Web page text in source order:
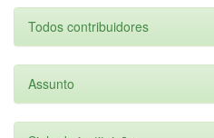
Todos contribuidores
Assunto